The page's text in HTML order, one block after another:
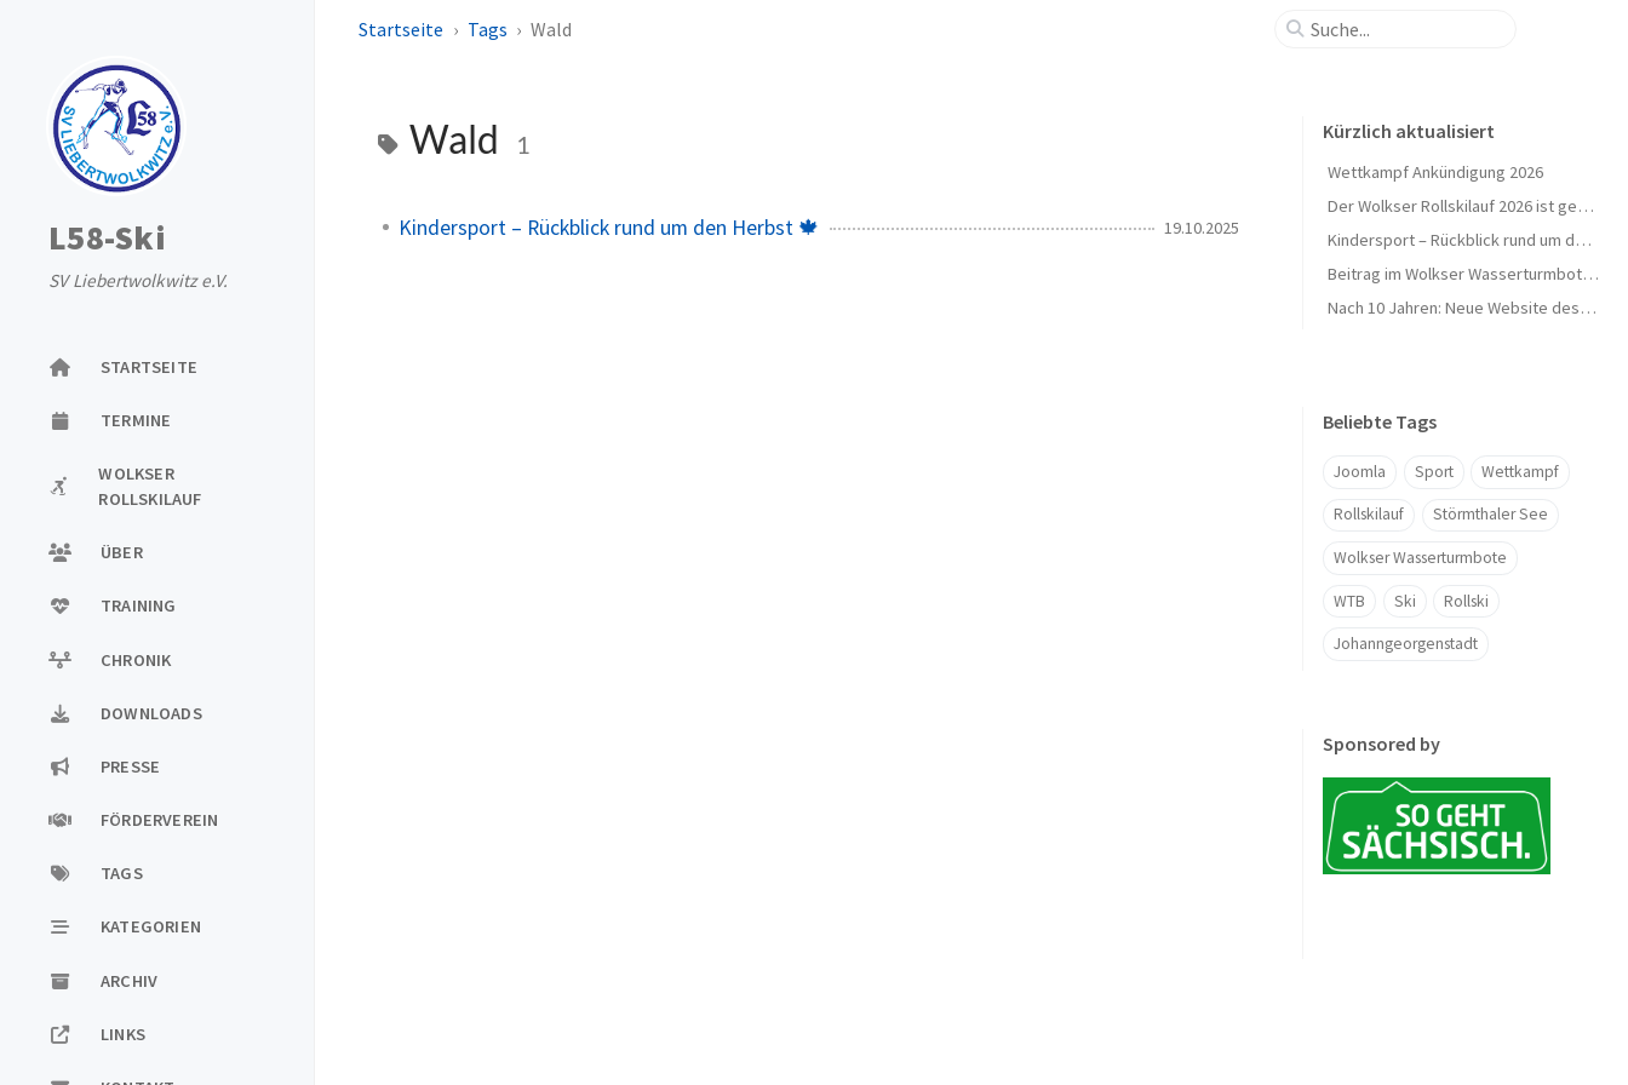
L58-Ski
SV Liebertwolkwitz e.V.
STARTSEITE
TERMINE
WOLKSER
ROLLSKILAUF
ÜBER
TRAINING
CHRONIK
DOWNLOADS
PRESSE
FÖRDERVEREIN
TAGS
KATEGORIEN
ARCHIV
LINKS
Startseite Tags Wald
Wald 1
Kindersport – Rückblick rund um den Herbst 🍁 19.10.2025
Kürzlich aktualisiert
Wettkampf Ankündigung 2026
Der Wolkser Rollskilauf 2026 ist geschafft – Ein herzliches Dankeschön!
Kindersport – Rückblick rund um den Herbst 🍁
Beitrag im Wolkser Wasserturmbote (Ausgabe 2025/09)
Nach 10 Jahren: Neue Website des L58-Ski geht online 🎉
Beliebte Tags
Joomla Sport Wettkampf
Rollskilauf Störmthaler See
Wolkser Wasserturmbote
WTB Ski Rollski
Johanngeorgenstadt
Sponsored by